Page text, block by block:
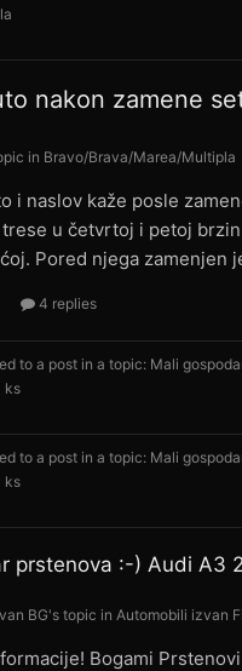
nakon zamene
in Bravo/Brava/Marea/Multipla
i naslov kaže posle
trese u četvrtoj i petoj
Pored njega zamenjen
4 replies
to a post in a topic: Mali
ks
to a post in a topic: Mali
ks
prstenova :-) Audi A3
BG's topic in Automobili izvan
Bogami